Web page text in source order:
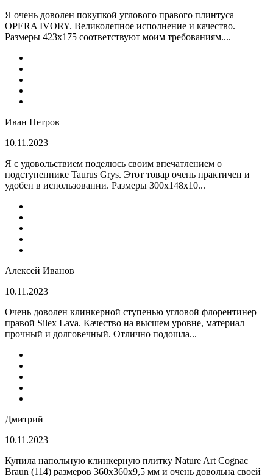
Я очень доволен покупкой углового правого плинтуса
OPERA IVORY. Великолепное исполнение и качество.
Размеры 423х175 соответствуют моим требованиям....
Иван Петров
10.11.2023
Я с удовольствием поделюсь своим впечатлением о
подступеннике Taurus Grys. Этот товар очень практичен и
удобен в использовании. Размеры 300х148х10...
Алексей Иванов
10.11.2023
Очень доволен клинкерной ступенью угловой флорентинер
правой Silex Lava. Качество на высшем уровне, материал
прочный и долговечный. Отлично подошла...
Дмитрий
10.11.2023
Купила напольную клинкерную плитку Nature Art Cognac
Braun (114) размеров 360x360x9,5 мм и очень довольна своей